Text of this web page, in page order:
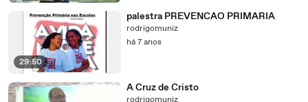
29:50
palestra PREVENCAO PRIMARIA
rodrigomuniz
há 7 anos
A Cruz de Cristo